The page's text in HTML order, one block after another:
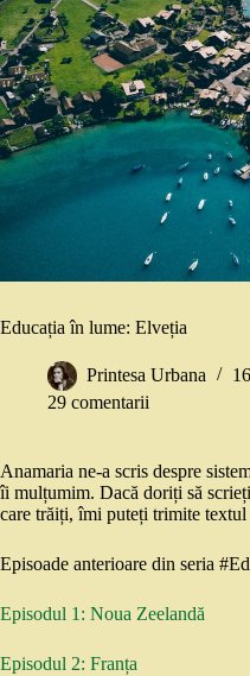
Educația în lume: Elveția
Printesa Urbana
29 comentarii
Anamaria ne-a scris despre
îi mulțumim. Dacă doriți să
care trăiți, îmi puteți trimite
Episoade anterioare din seria
Episodul 1: Noua Zeelandă
Episodul 2: Franța